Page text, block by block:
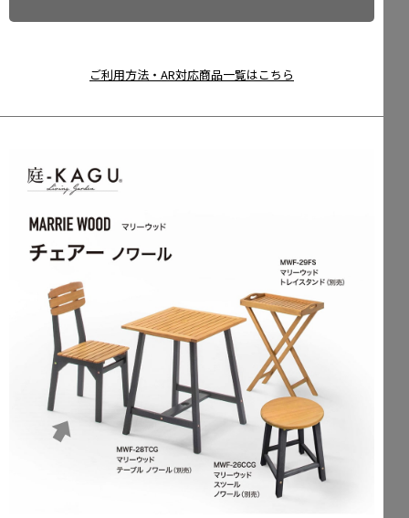
ご利用方法・AR対応商品一覧はこちら